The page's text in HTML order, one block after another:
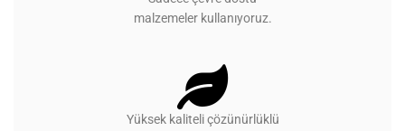
malzemeler kullanıyoruz.
Yüksek kaliteli çözünürlüklü